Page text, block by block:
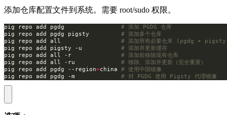
添加仓库配置文件到系统。需要 root/sudo 权限。
pig repo add pgdg # 添加 PGDG 仓库
pig repo add pgdg pigsty # 添加多个仓库
pig repo add all # 添加所有必要仓库 (pgdg +
pig repo add pigsty -u # 添加并更新缓存
pig repo add all -r # 添加前移除现有仓库
pig repo add all -ru # 移除、添加并更新（完全重置）
pig repo add pgdg --region=china # 使用中国镜像
pig repo add pgdg -m # 对 PGDG 使用 Pigsty 代理镜像